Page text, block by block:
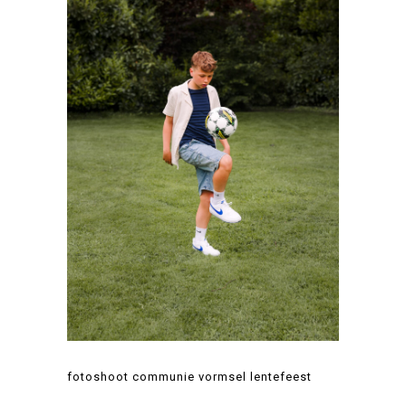
fotoshoot communie vormsel lentefeest